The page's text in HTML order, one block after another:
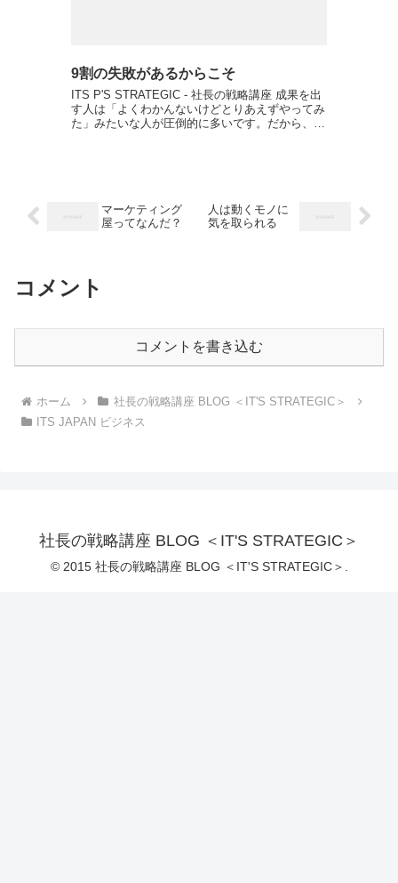
9割の失敗があるからこそ
ITS P'S STRATEGIC - 社長の戦略講座 成果を出
す人は「よくわかんないけどとりあえずやってみ
た」みたいな人が圧倒的に多いです。だから、質
マーケティング
屋ってなんだ？
人は動くモノに
気を取られる
コメント
コメントを書き込む
ホーム
社長の戦略講座 BLOG ＜IT'S STRATEGIC＞
ITS JAPAN ビジネス
社長の戦略講座 BLOG ＜IT'S STRATEGIC＞
© 2015 社長の戦略講座 BLOG ＜IT'S STRATEGIC＞.